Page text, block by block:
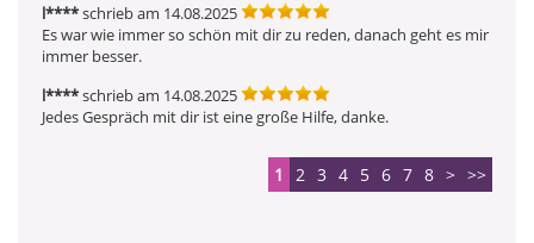
l****schrieb am 14.08.2025
Es war wie immer so schön mit dir zu reden, danach geht es mir
immer besser.
l****schrieb am 14.08.2025
Jedes Gespräch mit dir ist eine große Hilfe, danke.
1 2 3 4 5 6 7 8 > >>